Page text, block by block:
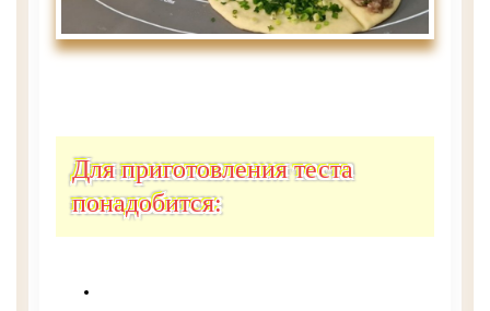
Для приготовления теста
понадобится: